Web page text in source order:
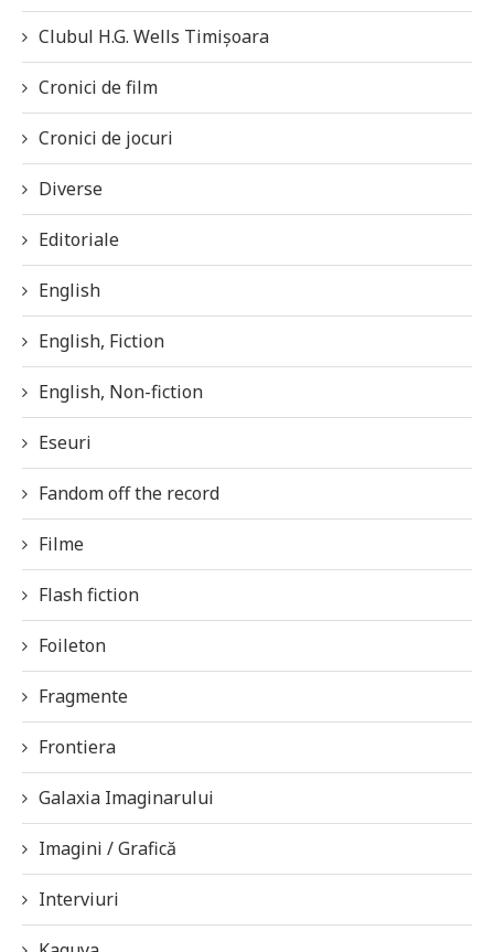
Clubul H.G. Wells Timișoara
Cronici de film
Cronici de jocuri
Diverse
Editoriale
English
English, Fiction
English, Non-fiction
Eseuri
Fandom off the record
Filme
Flash fiction
Foileton
Fragmente
Frontiera
Galaxia Imaginarului
Imagini / Grafică
Interviuri